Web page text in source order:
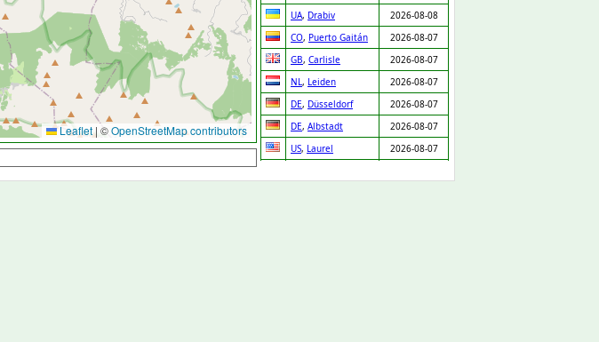
Leaflet | ©OpenStreetMap contributors
UA, Drabiv
2026-08-08
CO, Puerto Gaitán
2026-08-07
GB, Carlisle
2026-08-07
NL, Leiden
2026-08-07
DE, Düsseldorf
2026-08-07
DE, Albstadt
2026-08-07
US, Laurel
2026-08-07